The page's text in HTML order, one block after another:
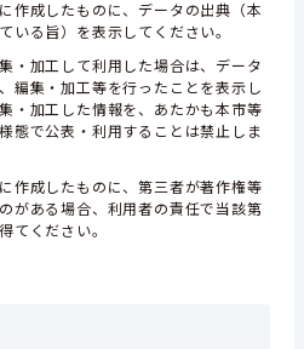
作成したものに、データの出典（本
いる旨）を表示してください。
・加工して利用した場合は、データ
編集・加工等を行ったことを表示し
・加工した情報を、あたかも本市等
態で公表・利用することは禁止しま
作成したものに、第三者が著作権等
がある場合、利用者の責任で当該第
てください。